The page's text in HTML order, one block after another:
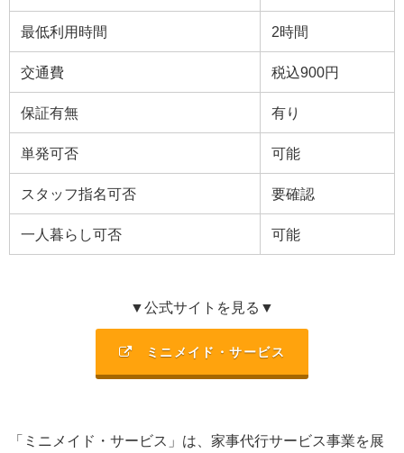
最低利用時間 2時間
交通費 税込900円
保証有無 有り
単発可否 可能
スタッフ指名可否 要確認
一人暮らし可否 可能
▼公式サイトを見る▼
ミニメイド・サービス
「ミニメイド・サービス」は、家事代行サービス事業を展